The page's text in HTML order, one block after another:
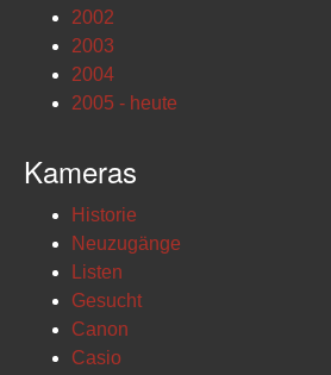
2002
2003
2004
2005 - heute
Kameras
Historie
Neuzugänge
Listen
Gesucht
Canon
Casio